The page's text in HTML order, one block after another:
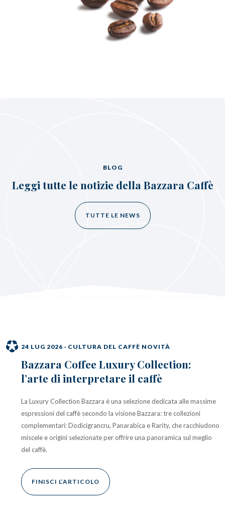
BLOG
Leggi tutte le notizie della Bazzara Caffè
TUTTE LE NEWS
24 LUG 2026 · CULTURA DEL CAFFÈ NOVITÀ
Bazzara Coffee Luxury Collection:
l’arte di interpretare il caffè
La Luxury Collection Bazzara è una selezione dedicata alle massime
espressioni del caffè secondo la visione Bazzara: tre collezioni
complementari: Dodicigrancru, Panarabica e Rarity, che racchiudono
miscele e origini selezionate per offrire una panoramica sul meglio
del caffè.
FINISCI L’ARTICOLO